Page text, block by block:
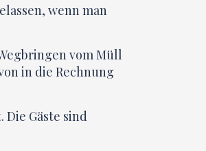
wenn man
vom Müll
in die Rechnung
Gäste sind